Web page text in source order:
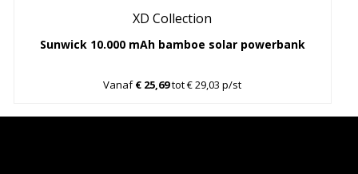
XD Collection
Sunwick 10.000 mAh bamboe solar powerbank
Vanaf€ 25,69tot € 29,03 p/st